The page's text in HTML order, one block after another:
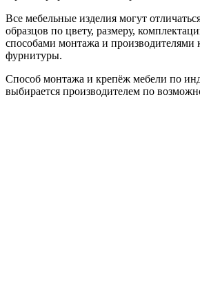
Все мебельные изделия могут
образцов по цвету, размеру,
способами монтажа и
фурнитуры.
Способ монтажа и крепёж мебели по
выбирается производителем по